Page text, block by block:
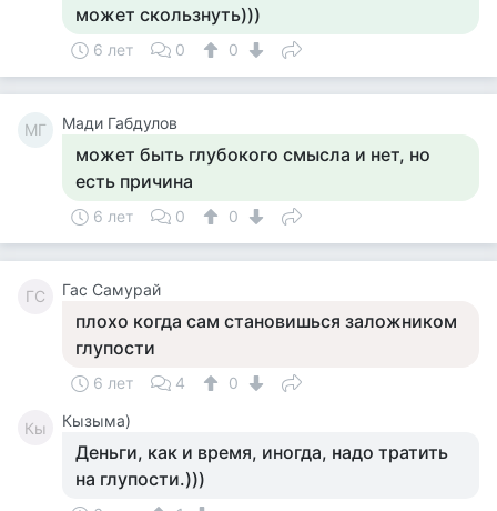
может скользнуть)))
6 лет 0 0
МГ Мади Габдулов
может быть глубокого смысла и нет, но
есть причина
6 лет 0 0
ГС Гас Самурай
плохо когда сам становишься заложником
глупости
6 лет 4 0
Кы Кызыма)
Деньги, как и время, иногда, надо тратить
на глупости.)))